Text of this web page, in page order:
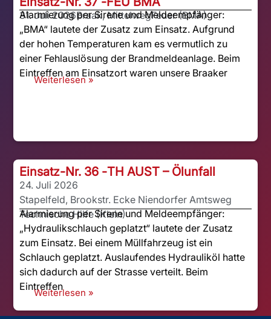
31. Juli 2026Braak, MittelwegFeuer (BMA)
Alarmierung per Sirene und Meldeempfänger:
„BMA“ lautete der Zusatz zum Einsatz. Aufgrund
der hohen Temperaturen kam es vermutlich zu
einer Fehlauslösung der Brandmeldeanlage. Beim
Eintreffen am Einsatzort waren unsere Braaker
Weiterlesen »
Einsatz-Nr. 36 -TH AUST – Ölunfall
24. Juli 2026
Stapelfeld, Brookstr. Ecke Niendorfer Amtsweg
Technische Hilfe (Klein)
Alarmierung per Sirene und Meldeempfänger:
„Hydraulikschlauch geplatzt“ lautete der Zusatz
zum Einsatz. Bei einem Müllfahrzeug ist ein
Schlauch geplatzt. Auslaufendes Hydrauliköl hatte
sich dadurch auf der Strasse verteilt. Beim
Eintreffen
Weiterlesen »